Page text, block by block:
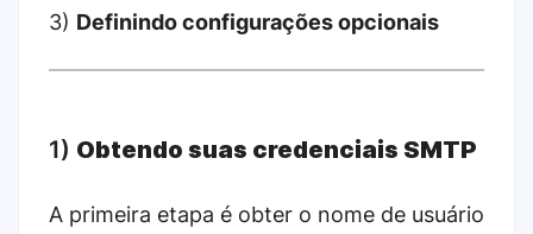
3) Definindo configurações opcionais
1) Obtendo suas credenciais SMTP
A primeira etapa é obter o nome de usuário